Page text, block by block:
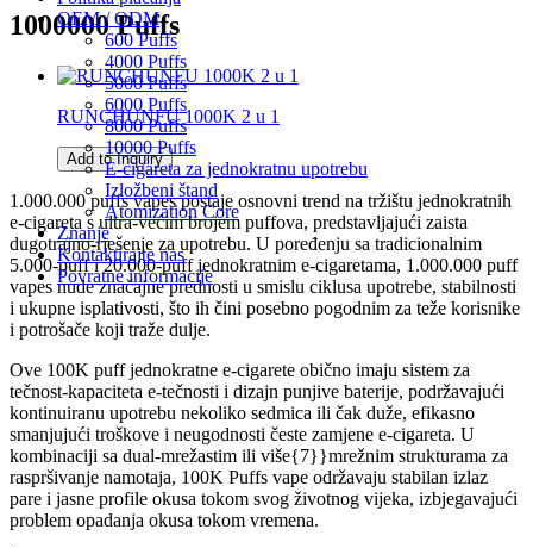
OEM / ODM
600 Puffs
4000 Puffs
5000 Puffs
6000 Puffs
8000 Puffs
10000 Puffs
E-cigareta za jednokratnu upotrebu
Izložbeni štand
Atomization Core
Znanje
Kontaktirajte nas
Povratne informacije
1000000 Puffs
RUNCHUNFU 1000K 2 u 1
Add to Inquiry
1.000.000 puffs vapes postaje osnovni trend na tržištu jednokratnih
e-cigareta s ultra-većim brojem puffova, predstavljajući zaista
dugotrajno-rješenje za upotrebu. U poređenju sa tradicionalnim
5.000-puff i 20.000-puff jednokratnim e-cigaretama, 1.000.000 puff
vapes nude značajne prednosti u smislu ciklusa upotrebe, stabilnosti
i ukupne isplativosti, što ih čini posebno pogodnim za teže korisnike
i potrošače koji traže dulje.
Ove 100K puff jednokratne e-cigarete obično imaju sistem za
tečnost-kapaciteta e-tečnosti i dizajn punjive baterije, podržavajući
kontinuiranu upotrebu nekoliko sedmica ili čak duže, efikasno
smanjujući troškove i neugodnosti česte zamjene e-cigareta. U
kombinaciji sa dual-mrežastim ili više{7}}mrežnim strukturama za
raspršivanje namotaja, 100K Puffs vape održavaju stabilan izlaz
pare i jasne profile okusa tokom svog životnog vijeka, izbjegavajući
problem opadanja okusa tokom vremena.